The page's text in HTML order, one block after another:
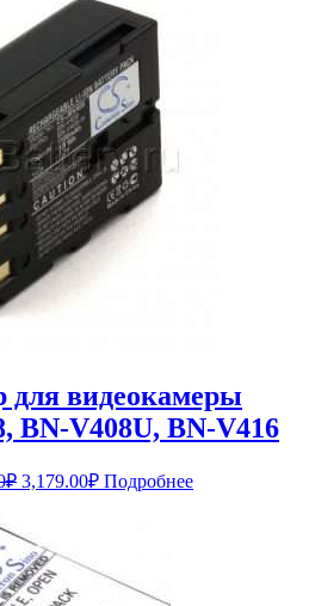
1,034.00₽.
для видеокамеры
BN-V408U, BN-V416
₽ Первоначальная
3,468.00₽.
3,179.00₽Текущая
Подробнее